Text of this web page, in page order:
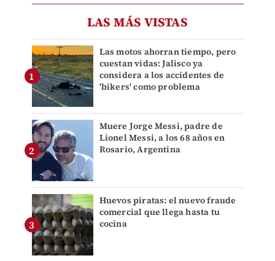
LAS MÁS VISTAS
Las motos ahorran tiempo, pero
cuestan vidas: Jalisco ya
considera a los accidentes de
'bikers' como problema
Muere Jorge Messi, padre de
Lionel Messi, a los 68 años en
Rosario, Argentina
Huevos piratas: el nuevo fraude
comercial que llega hasta tu
cocina